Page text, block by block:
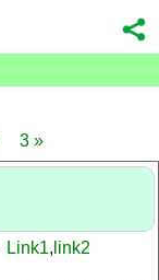
3 »
Link1, link2